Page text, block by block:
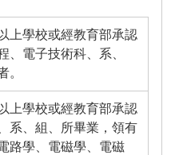
上學校或經教育部承認
、電子技術科、系、
。
上學校或經教育部承認
系、組、所畢業，領有
路學、電磁學、電磁